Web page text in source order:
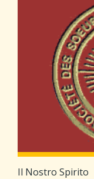
Il Nostro Spirito